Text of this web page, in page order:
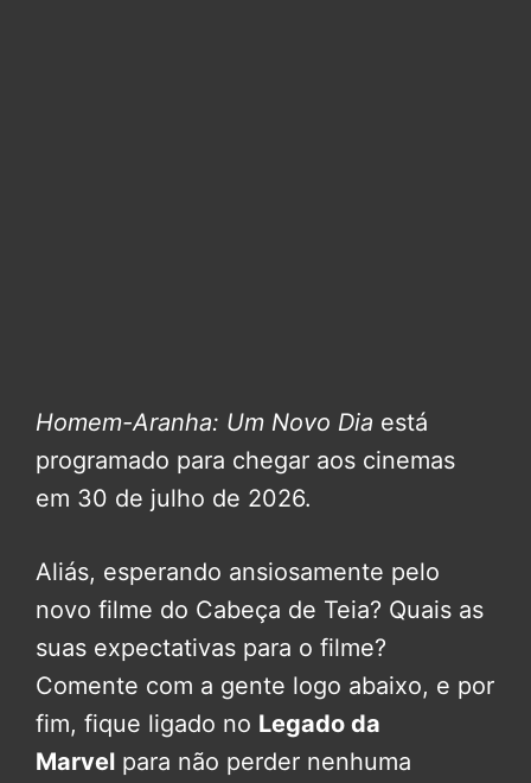
Homem-Aranha: Um Novo Dia está
programado para chegar aos cinemas
em 30 de julho de 2026.
Aliás, esperando ansiosamente pelo
novo filme do Cabeça de Teia? Quais as
suas expectativas para o filme?
Comente com a gente logo abaixo, e por
fim, fique ligado no Legado da
Marvel para não perder nenhuma